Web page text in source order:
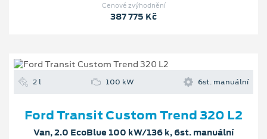
Cenové zvýhodnění
387 775 Kč
2 l 100 kW 6st. manuální
Ford Transit Custom Trend 320 L2
Van, 2.0 EcoBlue 100 kW/136 k, 6st. manuální